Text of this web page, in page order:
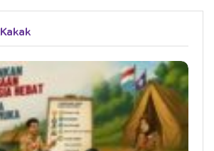
Kakak